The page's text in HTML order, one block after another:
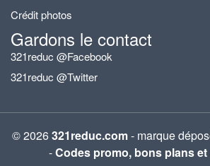
Crédit photos
Gardons le contact
321reduc @Facebook
321reduc @Twitter
© 2026321reduc.com- marque
-Codes promo, bons plans